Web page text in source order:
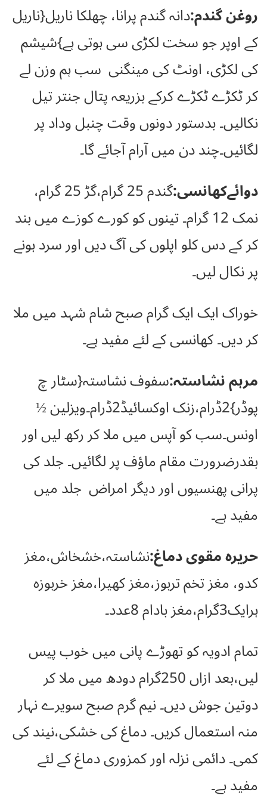
روغن گندم:دانہ گندم پرانا، چھلکا ناریل{ناریل
کے اوپر جو سخت لکڑی سی ہوتی ہے}شیشم
کی لکڑی، اونٹ کی مینگنی سب ہم وزن لے
کر ٹکڑے ٹکڑے کرکے بزریعہ پتال جنتر تیل
نکالیں۔ بدستور دونوں وقت چنبل وداد پر
لگائیں۔چند دن میں آرام آجائے گا۔
دوائےکھانسی:
گندم 25 گرام،گڑ 25 گرام،
نمک 12 گرام۔ تینوں کو کورے کوزے میں بند
کر کے دس کلو اپلوں کی آگ دیں اور سرد ہونے
پر نکال لیں۔
خوراک ایک ایک گرام صبح شام شہد میں ملا
کر دیں۔ کھانسی کے لئے مفید ہے۔
مرہم نشاستہ:سفوف نشاستہ{سٹار چ
پوڈر}2ڈرام،زنک اوکسائیڈ2ڈرام۔ویزلین ½
اونس۔سب کو آپس میں ملا کر رکھ لیں اور
بقدرضرورت مقام ماؤف پر لگائیں۔ جلد کی
پرانی پھنسیوں اور دیگر امراض جلد میں
مفید ہے۔
حریرہ مقوی دماغ:نشاستہ،خشخاش،مغز
کدو، مغز تخم تربوز،مغز کھیرا،مغز خربوزہ
ہرایک3گرام،مغز بادام 8عدد۔
تمام ادویہ کو تھوڑے پانی میں خوب پیس
لیں،بعد ازاں 250گرام دودھ میں ملا کر
دوتین جوش دیں۔ نیم گرم صبح سویرے نہار
منہ استعمال کریں۔ دماغ کی خشکی،نیند کی
کمی۔ دائمی نزلہ اور کمزوری دماغ کے لئے
مفید ہے۔